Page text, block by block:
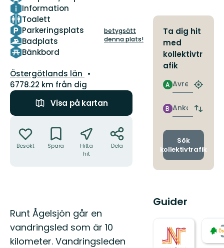
Information
Toalett
Parkeringsplats
Badplats
Bänkbord
betygsätt
denna plats!
Län:
Östergötlands län
6778.22 km från dig
Visa på kartan
Besökt Spara
Hitta
hit
Dela
Beskrivning
Runt Ågelsjön går en
vandringsled som är 10
kilometer. Vandringsleden
Ta dig hit
med
kollektivtr
afik
Avresa
A
Hitta
Ankomst
B
Byt
och
Sök
kollektivtrafik
Guider